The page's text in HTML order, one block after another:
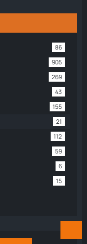
86
905
269
43
155
21
112
59
6
15